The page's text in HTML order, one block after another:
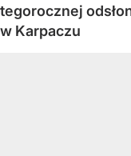
tegorocznej
w Karpaczu